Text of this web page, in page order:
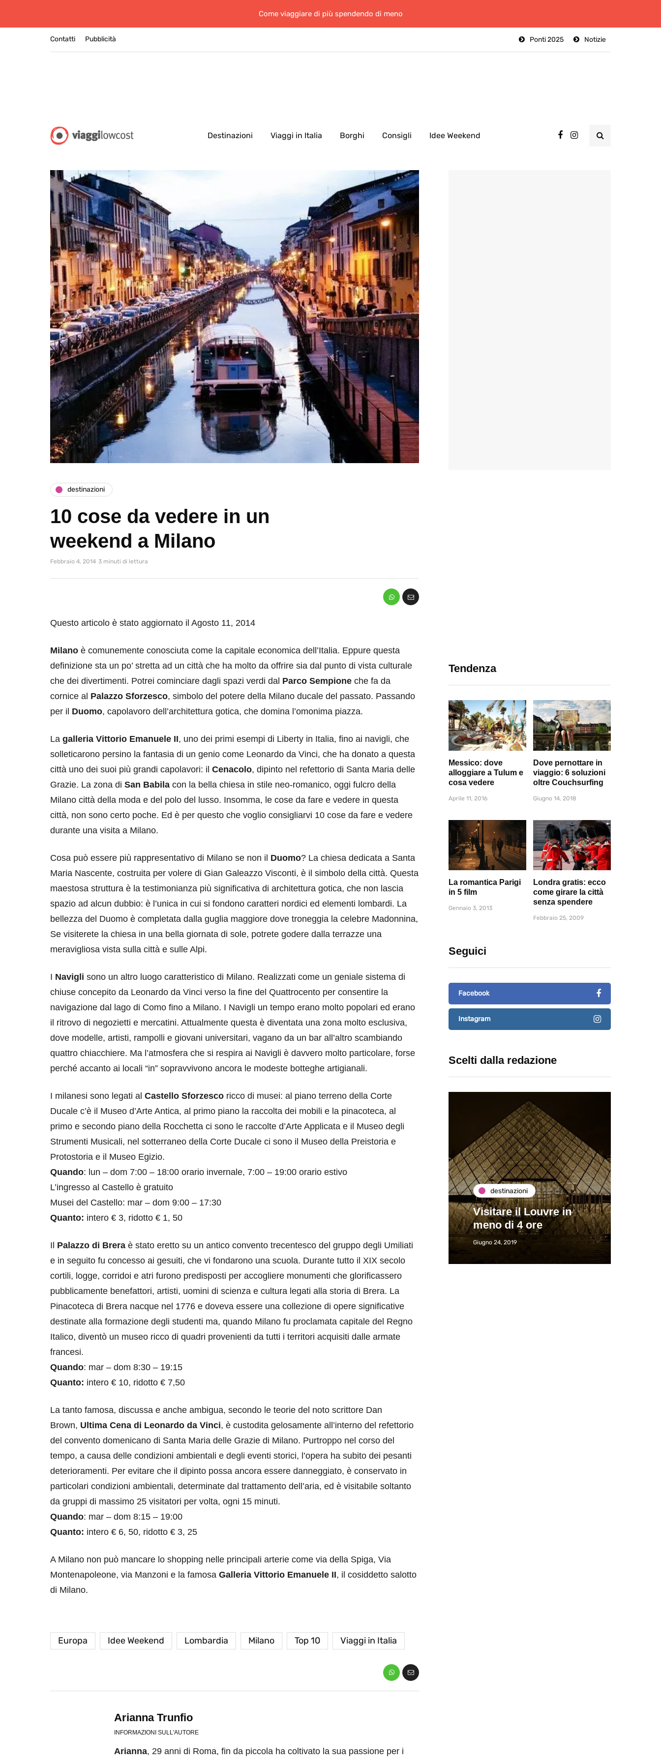
Come viaggiare di più spendendo di meno
Contatti Notizie
Ponti 2025
Pubblicità
Destinazioni Viaggi in Italia Borghi Consigli Idee Weekend
destinazioni
10 cose da vedere in un
weekend a Milano
Febbraio 4, 2014 3 minuti di lettura
Questo articolo è stato aggiornato il Agosto 11, 2014
Milano è comunemente conosciuta come la capitale economica dell’Italia. Eppure questa
definizione sta un po’ stretta ad un città che ha molto da offrire sia dal punto di vista culturale
che dei divertimenti. Potrei cominciare dagli spazi verdi dal Parco Sempione che fa da
cornice al Palazzo Sforzesco, simbolo del potere della Milano ducale del passato. Passando
per il Duomo, capolavoro dell’architettura gotica, che domina l’omonima piazza.
La galleria Vittorio Emanuele II, uno dei primi esempi di Liberty in Italia, fino ai navigli, che
solleticarono persino la fantasia di un genio come Leonardo da Vinci, che ha donato a questa
città uno dei suoi più grandi capolavori: il Cenacolo, dipinto nel refettorio di Santa Maria delle
Grazie. La zona di San Babila con la bella chiesa in stile neo-romanico, oggi fulcro della
Milano città della moda e del polo del lusso. Insomma, le cose da fare e vedere in questa
città, non sono certo poche. Ed è per questo che voglio consigliarvi 10 cose da fare e vedere
durante una visita a Milano.
Cosa può essere più rappresentativo di Milano se non il Duomo? La chiesa dedicata a Santa
Maria Nascente, costruita per volere di Gian Galeazzo Visconti, è il simbolo della città. Questa
maestosa struttura è la testimonianza più significativa di architettura gotica, che non lascia
spazio ad alcun dubbio: è l’unica in cui si fondono caratteri nordici ed elementi lombardi. La
bellezza del Duomo è completata dalla guglia maggiore dove troneggia la celebre Madonnina,
Se visiterete la chiesa in una bella giornata di sole, potrete godere dalla terrazze una
meravigliosa vista sulla città e sulle Alpi.
I Navigli sono un altro luogo caratteristico di Milano. Realizzati come un geniale sistema di
chiuse concepito da Leonardo da Vinci verso la fine del Quattrocento per consentire la
navigazione dal lago di Como fino a Milano. I Navigli un tempo erano molto popolari ed erano
il ritrovo di negozietti e mercatini. Attualmente questa è diventata una zona molto esclusiva,
dove modelle, artisti, rampolli e giovani universitari, vagano da un bar all’altro scambiando
quattro chiacchiere. Ma l’atmosfera che si respira ai Navigli è davvero molto particolare, forse
perché accanto ai locali “in” sopravvivono ancora le modeste botteghe artigianali.
I milanesi sono legati al Castello Sforzesco ricco di musei: al piano terreno della Corte
Ducale c’è il Museo d’Arte Antica, al primo piano la raccolta dei mobili e la pinacoteca, al
primo e secondo piano della Rocchetta ci sono le raccolte d’Arte Applicata e il Museo degli
Strumenti Musicali, nel sotterraneo della Corte Ducale ci sono il Museo della Preistoria e
Protostoria e il Museo Egizio.
Quando: lun – dom 7:00 – 18:00 orario invernale, 7:00 – 19:00 orario estivo
L’ingresso al Castello è gratuito
Musei del Castello: mar – dom 9:00 – 17:30
Quanto: intero € 3, ridotto € 1, 50
Il Palazzo di Brera è stato eretto su un antico convento trecentesco del gruppo degli Umiliati
e in seguito fu concesso ai gesuiti, che vi fondarono una scuola. Durante tutto il XIX secolo
cortili, logge, corridoi e atri furono predisposti per accogliere monumenti che glorificassero
pubblicamente benefattori, artisti, uomini di scienza e cultura legati alla storia di Brera. La
Pinacoteca di Brera nacque nel 1776 e doveva essere una collezione di opere significative
destinate alla formazione degli studenti ma, quando Milano fu proclamata capitale del Regno
Italico, diventò un museo ricco di quadri provenienti da tutti i territori acquisiti dalle armate
francesi.
Quando: mar – dom 8:30 – 19:15
Quanto: intero € 10, ridotto € 7,50
La tanto famosa, discussa e anche ambigua, secondo le teorie del noto scrittore Dan
Brown, Ultima Cena di Leonardo da Vinci, è custodita gelosamente all’interno del refettorio
del convento domenicano di Santa Maria delle Grazie di Milano. Purtroppo nel corso del
tempo, a causa delle condizioni ambientali e degli eventi storici, l’opera ha subito dei pesanti
deterioramenti. Per evitare che il dipinto possa ancora essere danneggiato, è conservato in
particolari condizioni ambientali, determinate dal trattamento dell’aria, ed è visitabile soltanto
da gruppi di massimo 25 visitatori per volta, ogni 15 minuti.
Quando: mar – dom 8:15 – 19:00
Quanto: intero € 6, 50, ridotto € 3, 25
A Milano non può mancare lo shopping nelle principali arterie come via della Spiga, Via
Montenapoleone, via Manzoni e la famosa Galleria Vittorio Emanuele II, il cosiddetto salotto
di Milano.
Europa Idee Weekend Lombardia Milano Top 10 Viaggi in Italia
Tendenza
Messico: dove
alloggiare a Tulum e
cosa vedere
Aprile 11, 2016
Dove pernottare in
viaggio: 6 soluzioni
oltre Couchsurfing
Giugno 14, 2018
La romantica Parigi
in 5 film
Gennaio 3, 2013
Londra gratis: ecco
come girare la città
senza spendere
Febbraio 25, 2009
Seguici
Facebook
Instagram
Scelti dalla redazione
il Louvre in
di 4 ore
destinazioni
Paros e la Grecia di
Immaturi il Viaggio
Giugno 26, 2013 Marzo 31, 2026
destinazioni
Visitare il Louvre in
meno di 4 ore
Giugno 24, 2019
Arianna Trunfio
INFORMAZIONI SULL'AUTORE
Arianna, 29 anni di Roma, fin da piccola ha coltivato la sua passione per i